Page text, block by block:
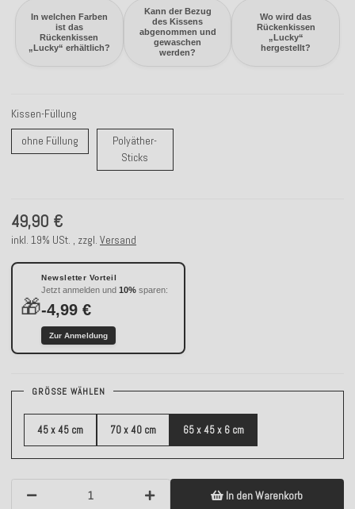
In welchen Farben
ist das
Rückenkissen
„Lucky“ erhältlich?
Kann der Bezug
des Kissens
abgenommen und
gewaschen
werden?
Wo wird das
Rückenkissen
„Lucky“
hergestellt?
Kissen-Füllung
ohne Füllungohne FüllungPolyäther-
Sticks
49,90 €
inkl. 19% USt. , zzgl. Versand
🎁
Newsletter Vorteil
Jetzt anmelden und 10% sparen:
-4,99 €
Zur Anmeldung
GRÖSSE WÄHLEN
45 x 45 cm 70 x 40 cm 65 x 45 x 6 cm
In den Warenkorb